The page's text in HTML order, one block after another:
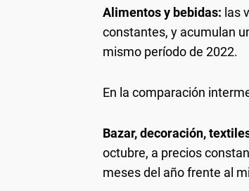
Alimentos y bebidas: las
constantes, y acumulan
mismo período de 2022.
En la comparación
Bazar, decoración,
octubre, a precios
meses del año frente al